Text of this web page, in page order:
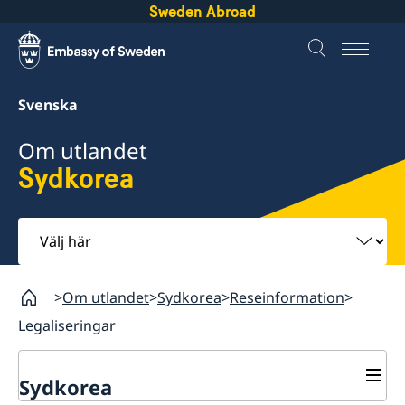
Sweden Abroad
Svenska
Om utlandet
Sydkorea
Välj
här
Om utlandet Sydkorea Reseinformation
Legaliseringar
Sydkorea